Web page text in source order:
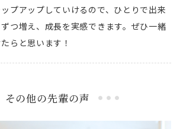
プアップしていけるので、ひとりで出来
つ増え、成長を実感できます。ぜひ一緒
らと思います！
その他の先輩の声